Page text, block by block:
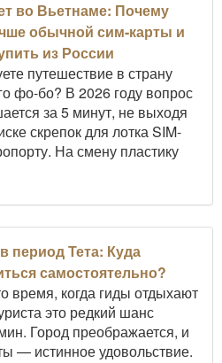
во Вьетнаме: Почему
обычной сим-карты и
из России
путешествие в страну
фо-бо? В 2026 году вопрос
за 5 минут, не выходя
скрепок для лотка SIM-
На смену пластику
период Тета: Куда
самостоятельно?
время, когда гиды отдыхают
это редкий шанс
Город преображается, и
— истинное удовольствие.